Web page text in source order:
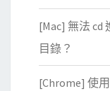
[Mac] 無法 cd
目錄？
[Chrome] 使